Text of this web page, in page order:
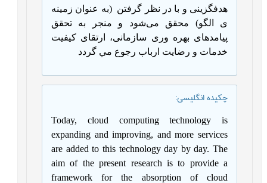
هدفگزینی و با در نظر گرفتن
(به عنوان زمينه
ی الگو) محقق می‌شود و منجر به تحقق
پیامدهای بهره وری سازمانی، ارتقای کیفیت
خدمات و رضایت ارباب رجوع مي گردد
چکیده انگلیسی:
Today, cloud computing technology is
expanding and improving, and more services
are added to this technology day by day. The
aim of the present research is to provide a
framework for the absorption of cloud